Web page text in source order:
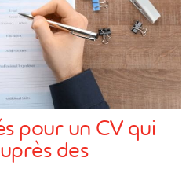
pour un CV qui
des